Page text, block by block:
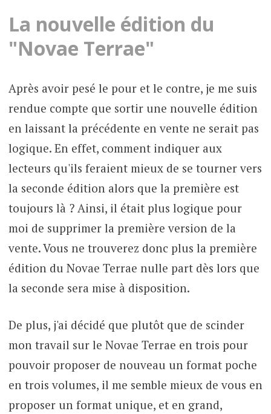
La nouvelle édition du
"Novae Terrae"
Après avoir pesé le pour et le contre, je me suis
rendue compte que sortir une nouvelle édition
en laissant la précédente en vente ne serait pas
logique. En effet, comment indiquer aux
lecteurs qu'ils feraient mieux de se tourner vers
la seconde édition alors que la première est
toujours là ? Ainsi, il était plus logique pour
moi de supprimer la première version de la
vente. Vous ne trouverez donc plus la première
édition du Novae Terrae nulle part dès lors que
la seconde sera mise à disposition.
De plus, j'ai décidé que plutôt que de scinder
mon travail sur le Novae Terrae en trois pour
pouvoir proposer de nouveau un format poche
en trois volumes, il me semble mieux de vous en
proposer un format unique, et en grand,